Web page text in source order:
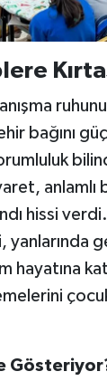
bağını
anlamlı
hissi
yanlarında
hayatına